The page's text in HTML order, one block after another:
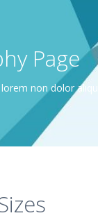
Page
non dolor